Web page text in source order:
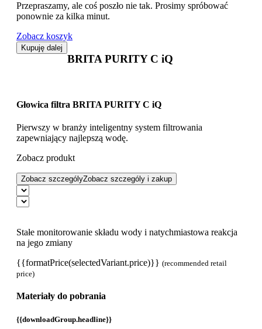
Przepraszamy, ale coś poszło nie tak. Prosimy spróbować
ponownie za kilka minut.
Zobacz koszyk
Kupuję dalej
BRITA PURITY C iQ
Głowica filtra BRITA PURITY C iQ
Pierwszy w branży inteligentny system filtrowania
zapewniający najlepszą wodę.
Zobacz produkt
Zobacz szczególyZobacz szczególy i zakup
Stałe monitorowanie składu wody i natychmiastowa reakcja
na jego zmiany
{{formatPrice(selectedVariant.price)}} (recommended retail
price)
Materiały do pobrania
{{downloadGroup.headline}}